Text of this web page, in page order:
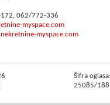
062/772-336
myspace.com
myspace.com
Šifra oglasa:
25085/